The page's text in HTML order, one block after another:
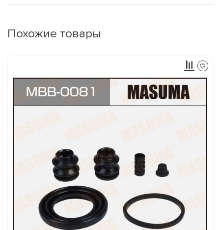
Похожие товары